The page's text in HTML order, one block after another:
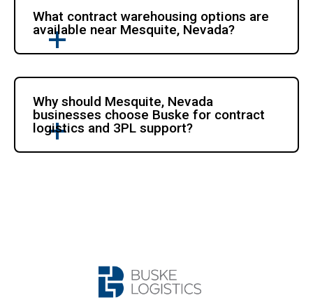
What contract warehousing options are
available near Mesquite, Nevada?
Why should Mesquite, Nevada
businesses choose Buske for contract
logistics and 3PL support?